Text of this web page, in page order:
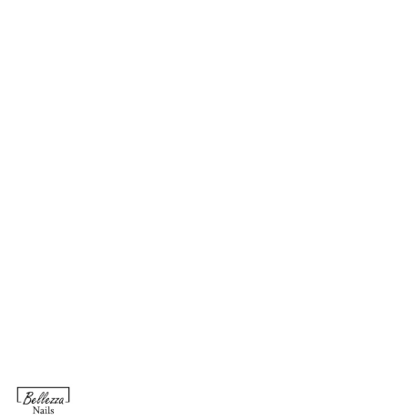
NAZWA
PRODUCENTA:
BELLEZZA